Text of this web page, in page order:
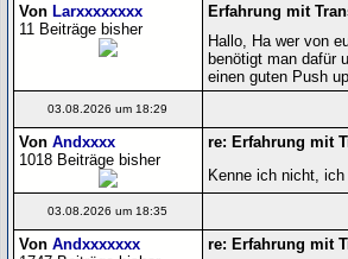
Von Larxxxxxxxx
11 Beiträge bisher
Erfahrung mit
Hallo, Ha wer von
benötigt man dafür
einen guten Push
03.08.2026 um 18:29
Von Andxxxx
1018 Beiträge bisher
re: Erfahrung mit
Kenne ich nicht, ich
03.08.2026 um 18:35
Von Andxxxxxxx
re: Erfahrung mit